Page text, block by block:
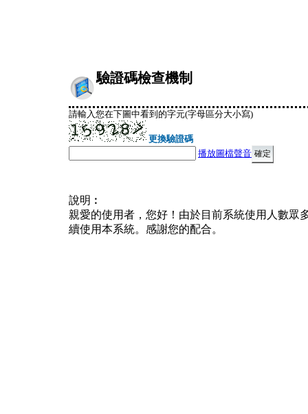
驗證碼檢查機制
請輸入您在下圖中看到的字元(字母區分大小寫)
更換驗證碼
播放圖檔聲音
說明︰
親愛的使用者，您好！由於目前系統使用人數眾
續使用本系統。感謝您的配合。